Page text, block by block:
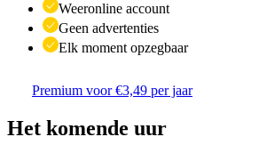
Weeronline account
Geen advertenties
Elk moment opzegbaar
Premium voor €3,49 per jaar
Het komende uur